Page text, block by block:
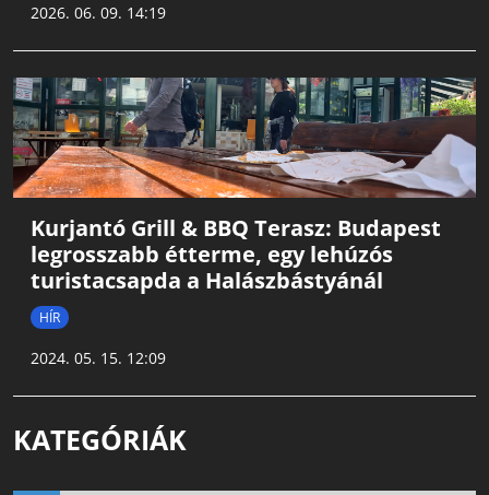
2026. 06. 09. 14:19
Kurjantó Grill & BBQ Terasz: Budapest
legrosszabb étterme, egy lehúzós
turistacsapda a Halászbástyánál
HÍR
2024. 05. 15. 12:09
KATEGÓRIÁK